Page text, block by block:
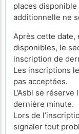
places
additionnelle ne
Après cette date,
disponibles, le
inscription de
Les inscriptions
pas acceptées.
L’Asbl se
dernière minute.
Lors de
signaler tout